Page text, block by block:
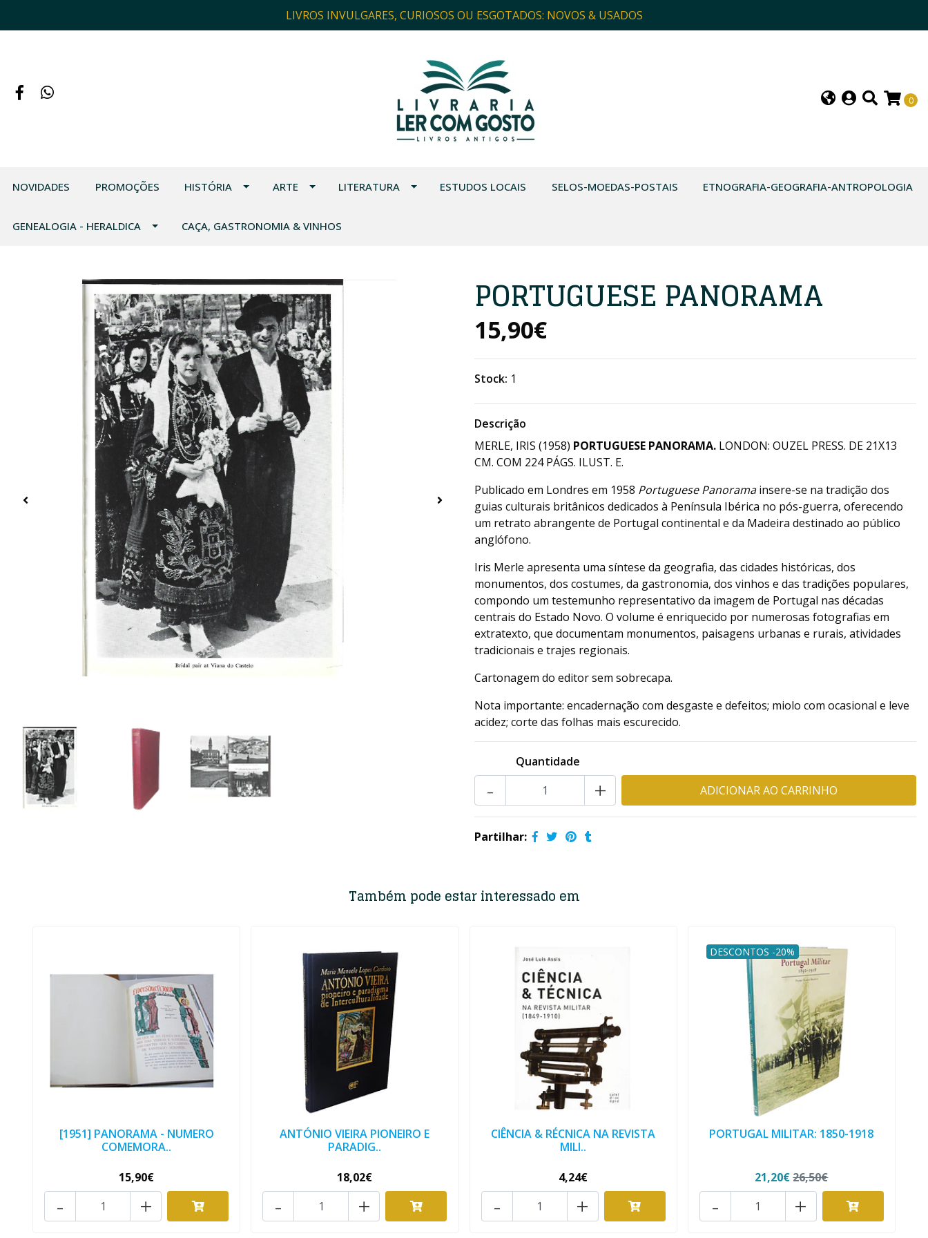
LIVROS INVULGARES, CURIOSOS OU ESGOTADOS: NOVOS & USADOS
0
NOVIDADES PROMOÇÕES HISTÓRIA ARTE LITERATURA ESTUDOS LOCAIS SELOS-MOEDAS-POSTAIS ETNOGRAFIA-GEOGRAFIA-ANTROPOLOGIA
GENEALOGIA - HERALDICA CAÇA, GASTRONOMIA & VINHOS
PORTUGUESE PANORAMA
15,90€
Stock: 1
Descrição
MERLE, IRIS (1958) PORTUGUESE PANORAMA. LONDON: OUZEL PRESS. DE 21X13
CM. COM 224 PÁGS. ILUST. E.
Publicado em Londres em 1958 Portuguese Panoramainsere-se na tradição dos
guias culturais britânicos dedicados à Península Ibérica no pós-guerra, oferecendo
um retrato abrangente de Portugal continental e da Madeira destinado ao público
anglófono.
Iris Merle apresenta uma síntese da geografia, das cidades históricas, dos
monumentos, dos costumes, da gastronomia, dos vinhos e das tradições populares,
compondo um testemunho representativo da imagem de Portugal nas décadas
centrais do Estado Novo. O volume é enriquecido por numerosas fotografias em
extratexto, que documentam monumentos, paisagens urbanas e rurais, atividades
tradicionais e trajes regionais.
Cartonagem do editor sem sobrecapa.
Nota importante: encadernação com desgaste e defeitos; miolo com ocasional e leve
acidez; corte das folhas mais escurecido.
Quantidade
+
-
Partilhar:
Também pode estar interessado em
[1951] PANORAMA - NUMERO
COMEMORA..
15,90€
+
-
ANTÓNIO VIEIRA PIONEIRO E
PARADIG..
18,02€
+
-
CIÊNCIA & RÉCNICA NA REVISTA
MILI..
4,24€
+
-
DESCONTOS -20%
PORTUGAL MILITAR: 1850-1918
21,20€26,50€
+
-